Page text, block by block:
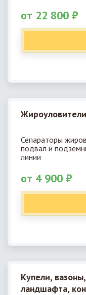
от 22 800 ₽
Сепараторы
подвал и
линии
от 4 900 ₽
Купели,
ландшафта,